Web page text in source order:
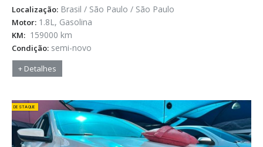
Localização: Brasil / São Paulo / São Paulo
Motor: 1.8L, Gasolina
KM: 159000 km
Condição: semi-novo
+ Detalhes
DESTAQUE